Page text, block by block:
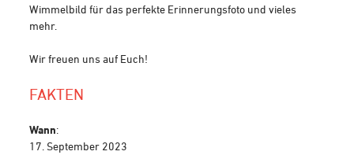
Wimmelbild für das perfekte Erinnerungsfoto und vieles
mehr.
Wir freuen uns auf Euch!
FAKTEN
Wann:
17. September 2023